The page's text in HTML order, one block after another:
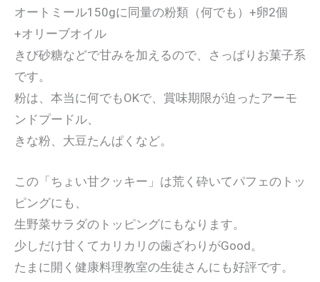
オートミール150gに同量の粉類（何でも）+卵2個
+オリーブオイル
きび砂糖などで甘みを加えるので、さっぱりお菓子系
です。
粉は、本当に何でもOKで、賞味期限が迫ったアーモ
ンドプードル、
きな粉、大豆たんぱくなど。
この「ちょい甘クッキー」は荒く砕いてパフェのトッ
ピングにも、
生野菜サラダのトッピングにもなります。
少しだけ甘くてカリカリの歯ざわりがGood。
たまに開く健康料理教室の生徒さんにも好評です。